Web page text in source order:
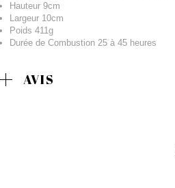
Hauteur 9cm
Largeur 10cm
Poids 411g
Durée de Combustion 25 à 45 heures
AVIS